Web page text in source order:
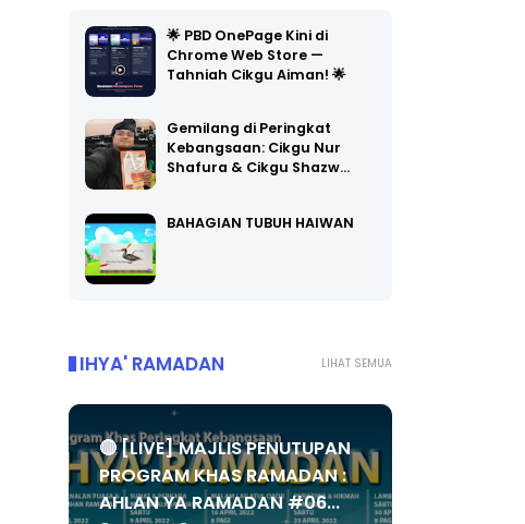
🌟 PBD OnePage Kini di
Chrome Web Store —
Tahniah Cikgu Aiman! 🌟
Gemilang di Peringkat
Kebangsaan: Cikgu Nur
Shafura & Cikgu Shazw…
BAHAGIAN TUBUH HAIWAN
LIHAT SEMUA
IHYA' RAMADAN
🔴 [LIVE] MAJLIS PENUTUPAN
PROGRAM KHAS RAMADAN :
AHLAN YA RAMADAN #06...